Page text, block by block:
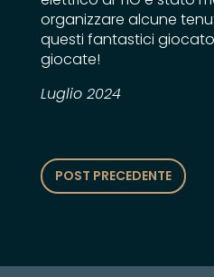
organizzare alcune
questi fantastici
giocate!
Luglio 2024
POST PRECEDENTE